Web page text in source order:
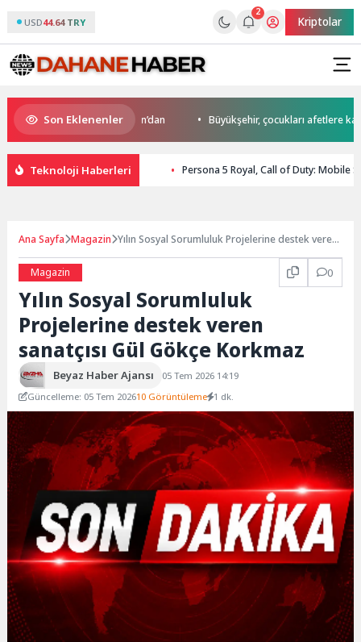
USD44.64 TRY
2
Kriptolar
Son Eklenenler
start Başkan Büyükakın’dan Büyükşehir, çocukları afetlere karşı
Teknoloji Haberleri Persona 5 Royal, Call of Duty: Mobile
Ana Sayfa Magazin Yılın Sosyal Sorumluluk Projelerine destek veren
Magazin
0
Yılın Sosyal Sorumluluk
Projelerine destek veren
sanatçısı Gül Gökçe Korkmaz
Beyaz Haber Ajansı
05 Tem 2026 14:19
Güncelleme: 05 Tem 202610 Görüntüleme 1 dk.